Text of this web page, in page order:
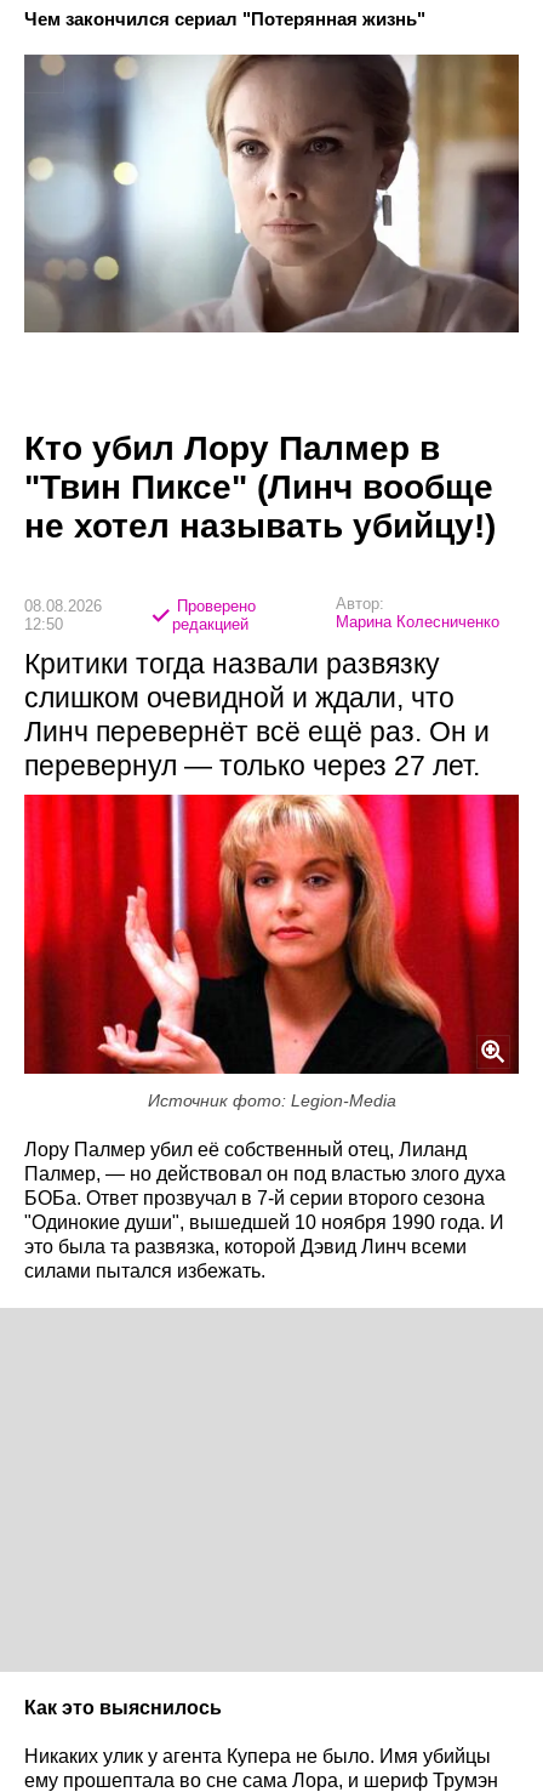
Чем закончился сериал "Потерянная жизнь"
Кто убил Лору Палмер в
"Твин Пиксе" (Линч вообще
не хотел называть убийцу!)
08.08.2026
12:50
Проверено
редакцией
Автор:
Марина Колесниченко
Критики тогда назвали развязку
слишком очевидной и ждали, что
Линч перевернёт всё ещё раз. Он и
перевернул — только через 27 лет.
Источник фото: Legion-Media
Лору Палмер убил её собственный отец, Лиланд
Палмер, — но действовал он под властью злого духа
БОБа. Ответ прозвучал в 7-й серии второго сезона
"Одинокие души", вышедшей 10 ноября 1990 года. И
это была та развязка, которой Дэвид Линч всеми
силами пытался избежать.
Как это выяснилось
Никаких улик у агента Купера не было. Имя убийцы
ему прошептала во сне сама Лора, и шериф Трумэн